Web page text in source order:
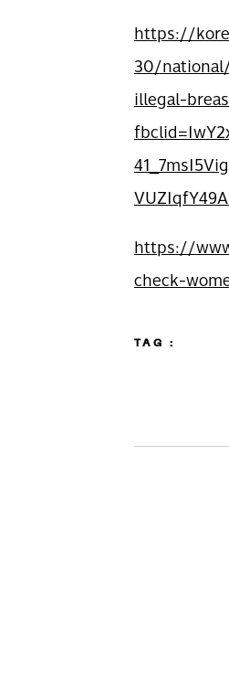
https://
30/
illegal-
https://
check-
TAG :